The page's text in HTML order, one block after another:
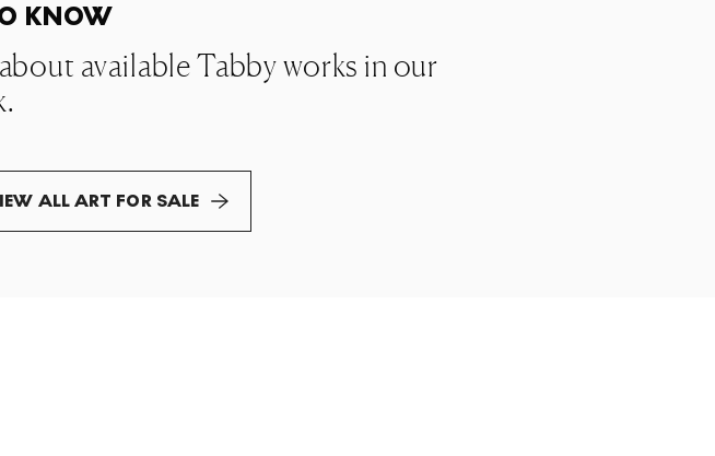
KNOW
available Tabby works in our
ALL ART FOR SALE